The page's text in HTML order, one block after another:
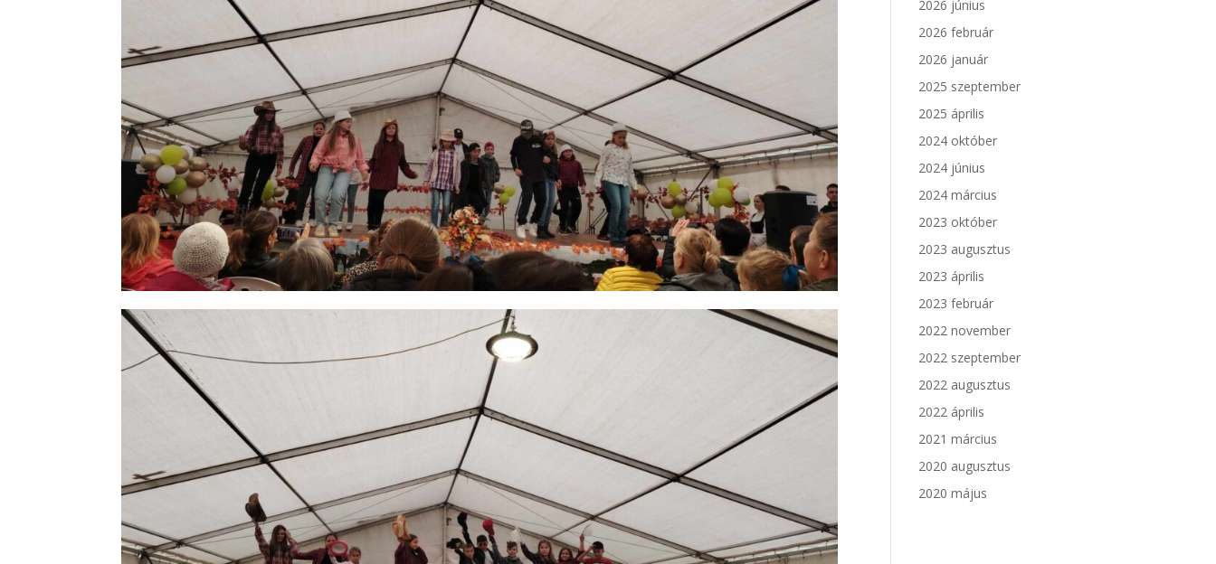
2026 június
2026 február
2026 január
2025 szeptember
2025 április
2024 október
2024 június
2024 március
2023 október
2023 augusztus
2023 április
2023 február
2022 november
2022 szeptember
2022 augusztus
2022 április
2021 március
2020 augusztus
2020 május